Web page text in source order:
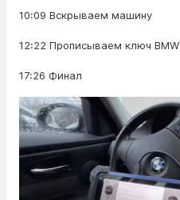
10:09 Вскрываем машину
12:22 Прописываем ключ BMW
17:26 Финал